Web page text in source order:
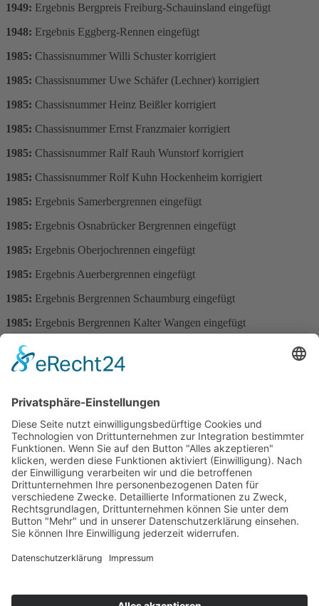
1949: Ergebnis Bergpreis Freiburg-Schauinsland eingefügt
1948: Ergebnis Eggberg-Rennen eingefügt
1985: Chassisnummer Willi Schuster korrigiert
1985: Chassisnummer Uwe Schäfer (Lechner) korrigiert
1985: Chassisnummer Heinz Beißler korrigiert
1985: Chassisnummer Ernst Franzmaier korrigiert
1985: Chassisnummer Ralf Rauh Wunstorf korrigiert
1985: Chassisnummer Rolf Kuhn Hockenheim korrigiert
1985: Ergebnis Samerbergrennen eingefügt
1985: Ergebnis Osnabrücker Bergrennen eingefügt
1985: Ergebnis Oberjochrennen eingefügt
1985: Ergebnis Auerbergrennen eingefügt
1985: Ergebnis Bergrennen Schaumburg eingefügt
1985: Ergebnis Bergrennen Kalter Wangen eingefügt
1985:
1985:
Ergebnis Bergrennen Unterfranken eingefügt
1985:
Ergebnis Bergrennen Teufelsrutsch eingefügt
1985:Ergebnis Eggbergrennen eingefügt
1985:Ergebnis Schwanberg Rennen eingefügt
1985:Ergebnis Teufelskopf Bergrennen eingefügt
1985:Ergebnis Wolsfelder Bergrennen eingefügt
Erstellt am01. September 2025.
Impressum